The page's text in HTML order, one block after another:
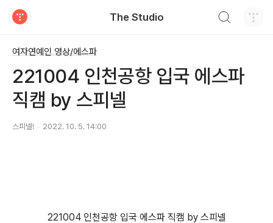
The Studio
여자연예인 영상/에스파
221004 인천공항 입국 에스파
직캠 by 스피넬
스피넬! 2022. 10. 5. 14:00
221004 인천공항 입국 에스파 직캠 by 스피넬